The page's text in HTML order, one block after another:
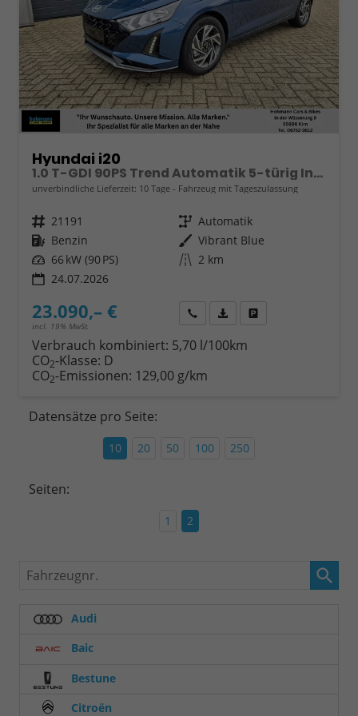
Hyundai i20
1.0 T-GDI 90PS Trend Automatik 5-türig Innenraumkamera 2xKeyless Klimaautomatik Sitzheizung Lenkradheizung Navi Rückf.Kamera PDC Apple CarPlay Android Auto Tempomat Touchscreen 16"LM
unverbindliche Lieferzeit: 10 Tage Fahrzeug mit Tageszulassung
Fahrzeugnr. 21191 Getriebe Automatik
Kraftstoff Benzin Außenfarbe Vibrant Blue
Leistung 66 kW (90 PS) Kilometerstand 2 km
24.07.2026
23.090,– €
incl. 19% MwSt.
Wir rufen Sie anFahrzeugexposé (PDF)
Verbrauch kombiniert: 5,70 l/100km
CO2-Klasse: D
CO2-Emissionen: 129,00 g/km
Datensätze pro Seite:
10 20 50 100 250
Seiten:
1 2
Fahrzeugnr.
Audi
Baic
Bestune
Citroën